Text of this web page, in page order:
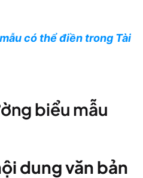
có thể điền trong Tài
biểu mẫu
dung văn bản